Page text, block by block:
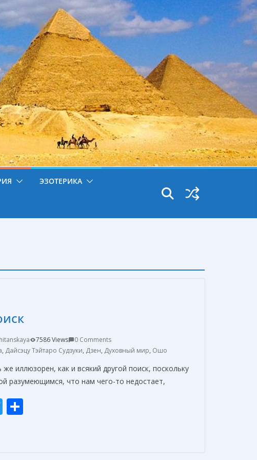
ЭЗОТЕРИКА
7586 Views
0 Comments
, Дайсэцу Тэйтаро Судзуки, Дзен, Духовный мир, Ошо
иллюзорен, как и всякий другой поиск, поскольку
разумеющимся, что нам чего-то недостает,
T